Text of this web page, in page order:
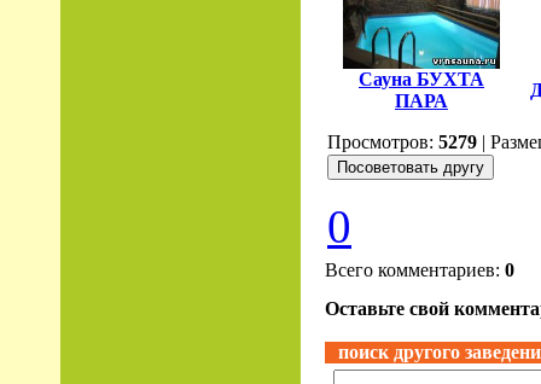
Сауна БУХТА
ПАРА
Просмотров: 5279 |
0
Всего комментариев: 0
Оставьте свой
поиск другого